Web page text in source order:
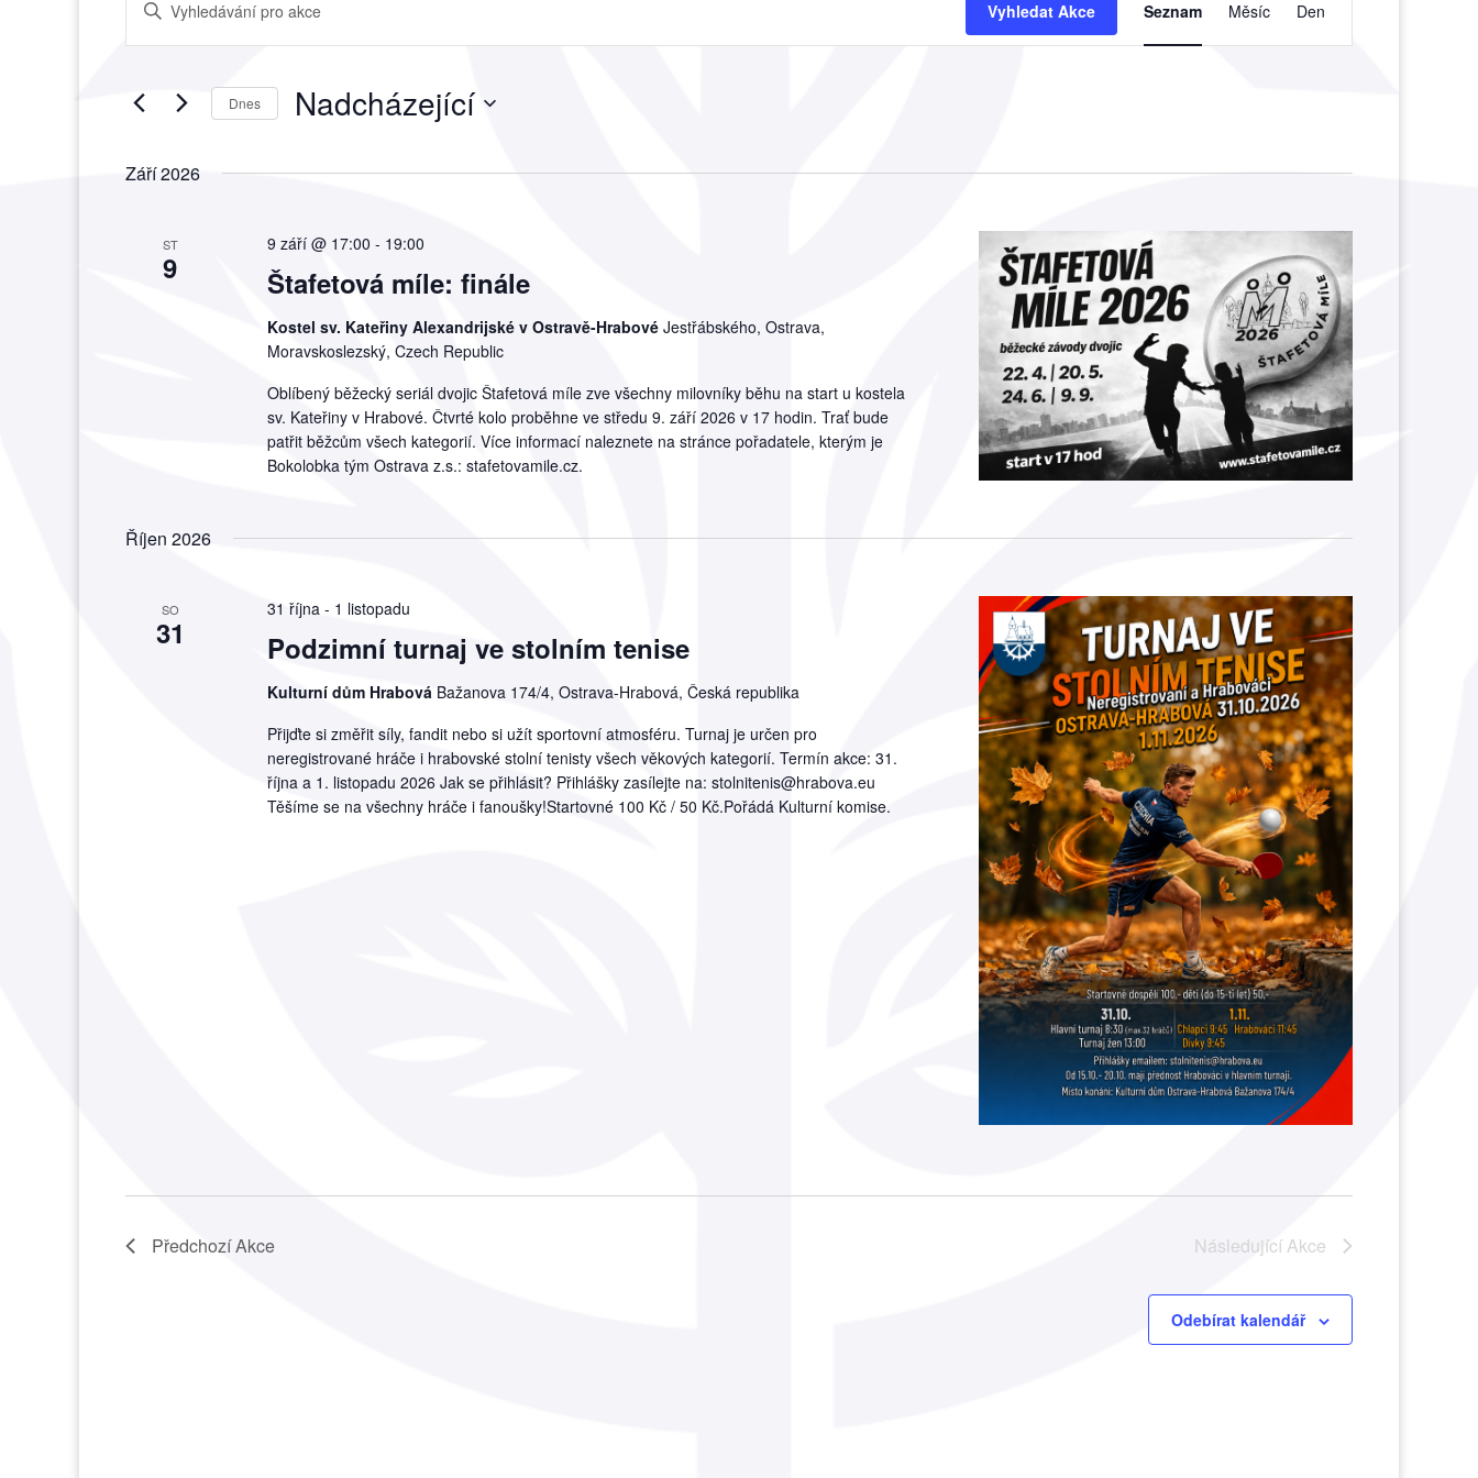
pro
hledání
zobrazení
Keyword.
Search
Akce
Vyhledat Akce
pro
Seznam Měsíc Den
Dnes Nadcházející
Září 2026
ST
9 Štafetová míle: finále
9 září @ 17:00 - 19:00
Kostel sv. Kateřiny Alexandrijské v Ostravě-HrabovéJestřábského, Ostrava,
Moravskoslezský, Czech Republic
Oblíbený běžecký seriál dvojic Štafetová míle zve všechny milovníky běhu na start u kostela
sv. Kateřiny v Hrabové. Čtvrté kolo proběhne ve středu 9. září 2026 v 17 hodin. Trať bude
patřit běžcům všech kategorií. Více informací naleznete na stránce pořadatele, kterým je
Bokolobka tým Ostrava z.s.: stafetovamile.cz.
Říjen 2026
SO
31 Podzimní turnaj ve stolním tenise
31 října - 1 listopadu
Kulturní dům Hrabová Bažanova 174/4, Ostrava-Hrabová, Česká republika
Přijďte si změřit síly, fandit nebo si užít sportovní atmosféru. Turnaj je určen pro
neregistrované hráče i hrabovské stolní tenisty všech věkových kategorií. Termín akce: 31.
října a 1. listopadu 2026 Jak se přihlásit? Přihlášky zasílejte na: stolnitenis@hrabova.eu
Těšíme se na všechny hráče i fanoušky!Startovné 100 Kč / 50 Kč.Pořádá Kulturní komise.
PředchozíAkce NásledujícíAkce
Odebírat kalendář